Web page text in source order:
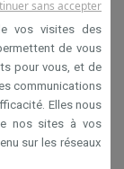
vos visites des
de vous
pour vous, et de
communications
Elles nous
nos sites à vos
sur les réseaux
sans accepter